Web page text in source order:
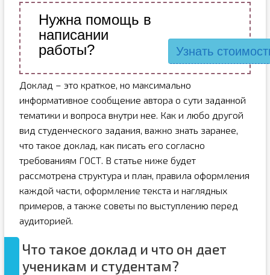
Нужна помощь в
написании
работы?
Узнать
Доклад – это краткое, но максимально
информативное сообщение автора о сути заданной
тематики и вопроса внутри нее. Как и любо другой
вид студенческого задания, важно знать заранее,
что такое доклад, как писать его согласно
требованиям ГОСТ. В статье ниже будет
рассмотрена структура и план, правила оформления
каждой части, оформление текста и наглядных
примеров, а также советы по выступлению перед
аудиторией.
Что такое доклад и что он дает
ученикам и студентам?